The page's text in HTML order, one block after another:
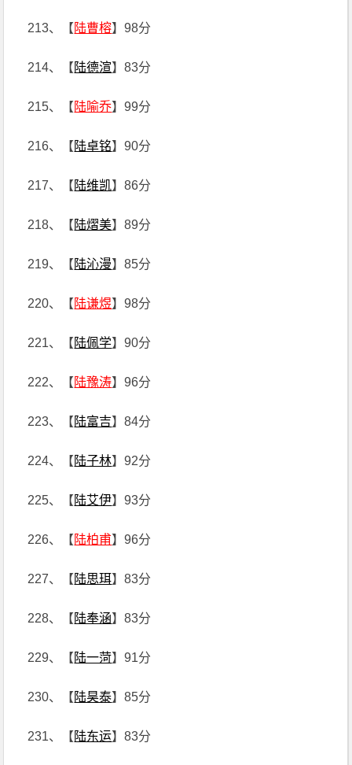
213、【陆曹榕】98分
214、【陆德渲】83分
215、【陆喻乔】99分
216、【陆卓铭】90分
217、【陆维凯】86分
218、【陆熠美】89分
219、【陆沁漫】85分
220、【陆谦煜】98分
221、【陆佩学】90分
222、【陆豫涛】96分
223、【陆富吉】84分
224、【陆子林】92分
225、【陆艾伊】93分
226、【陆柏甫】96分
227、【陆思珥】83分
228、【陆奉涵】83分
229、【陆一菏】91分
230、【陆昊泰】85分
231、【陆东运】83分